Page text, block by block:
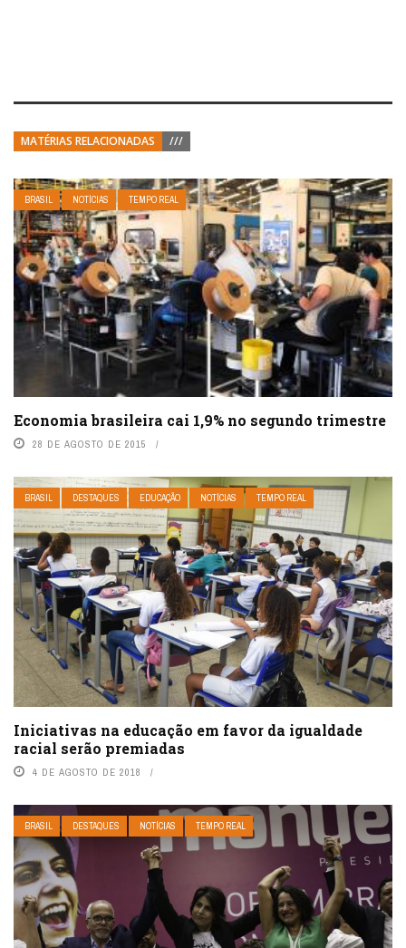
MATÉRIAS RELACIONADAS ///
BRASIL NOTÍCIAS TEMPO REAL
Economia brasileira cai 1,9% no segundo trimestre
28 DE AGOSTO DE 2015
BRASIL DESTAQUES EDUCAÇÃO NOTÍCIAS TEMPO REAL
Iniciativas na educação em favor da igualdade
racial serão premiadas
4 DE AGOSTO DE 2018
BRASIL DESTAQUES NOTÍCIAS TEMPO REAL